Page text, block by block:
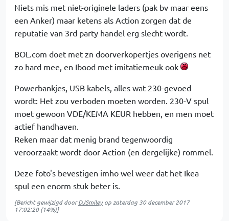
Niets mis met niet-originele laders (pak bv maar eens
een Anker) maar ketens als Action zorgen dat de
reputatie van 3rd party handel erg slecht wordt.
BOL.com doet met zn doorverkopertjes overigens net
zo hard mee, en Ibood met imitatiemeuk ook
Powerbankjes, USB kabels, alles wat 230-gevoed
wordt: Het zou verboden moeten worden. 230-V spul
moet gewoon VDE/KEMA KEUR hebben, en men moet
actief handhaven.
Reken maar dat menig brand tegenwoordig
veroorzaakt wordt door Action (en dergelijke) rommel.
Deze foto's bevestigen imho wel weer dat het Ikea
spul een enorm stuk beter is.
[Bericht gewijzigd doorDJSmileyop zaterdag 30 december 2017
17:02:20(14%)]